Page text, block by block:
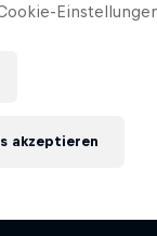
akzeptieren